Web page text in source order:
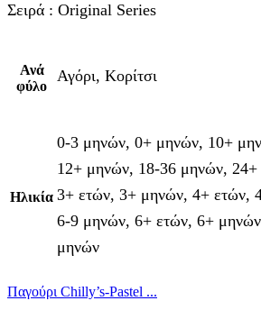
Σειρά : Original Series
Ανά
φύλο
Αγόρι, Κορίτσι
Ηλικία
0-3 μηνών, 0+ μηνών, 10+
12+ μηνών, 18-36 μηνών,
3+ ετών, 3+ μηνών, 4+ ετών,
6-9 μηνών, 6+ ετών, 6+
μηνών
Παγούρι Chilly’s-Pastel ...